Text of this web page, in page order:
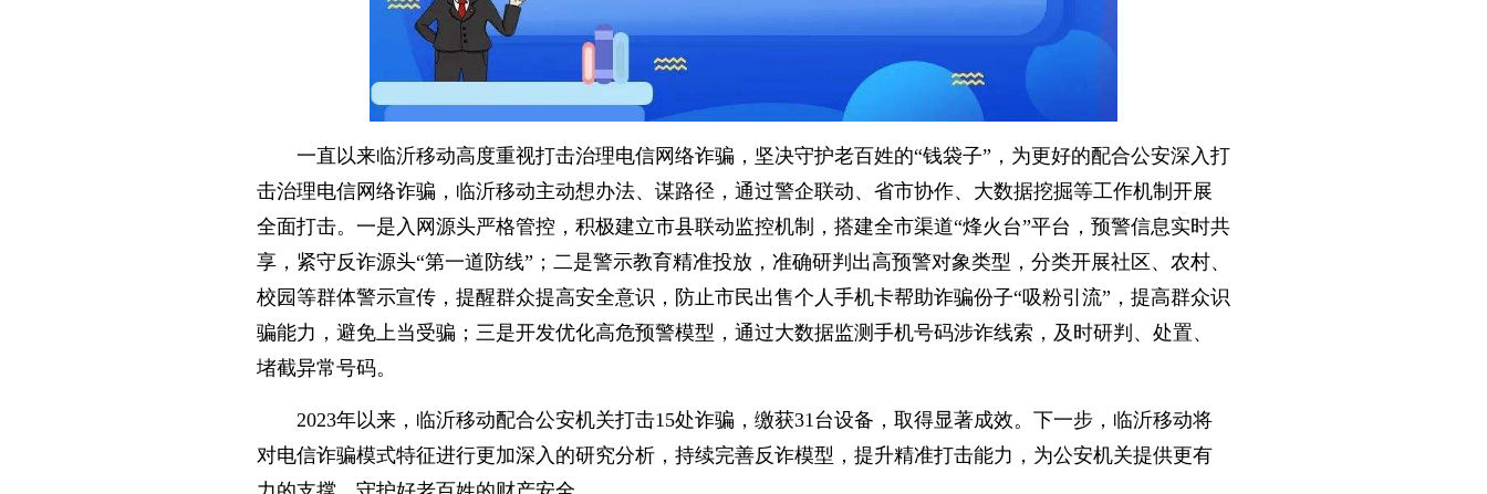
一直以来临沂移动高度重视打击治理电信网络诈骗，坚决守护老百姓的“钱袋子”，为更好的配合公安深入打
击治理电信网络诈骗，临沂移动主动想办法、谋路径，通过警企联动、省市协作、大数据挖掘等工作机制开展
全面打击。一是入网源头严格管控，积极建立市县联动监控机制，搭建全市渠道“烽火台”平台，预警信息实时共
享，紧守反诈源头“第一道防线”；二是警示教育精准投放，准确研判出高预警对象类型，分类开展社区、农村、
校园等群体警示宣传，提醒群众提高安全意识，防止市民出售个人手机卡帮助诈骗份子“吸粉引流”，提高群众识
骗能力，避免上当受骗；三是开发优化高危预警模型，通过大数据监测手机号码涉诈线索，及时研判、处置、
堵截异常号码。
2023年以来，临沂移动配合公安机关打击15处诈骗，缴获31台设备，取得显著成效。下一步，临沂移动将
对电信诈骗模式特征进行更加深入的研究分析，持续完善反诈模型，提升精准打击能力，为公安机关提供更有